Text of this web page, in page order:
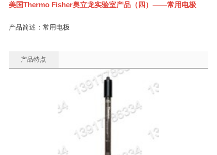
美国Thermo Fisher奥立龙实验室产品（四）——常用电极
产品简述：常用电极
产品特点